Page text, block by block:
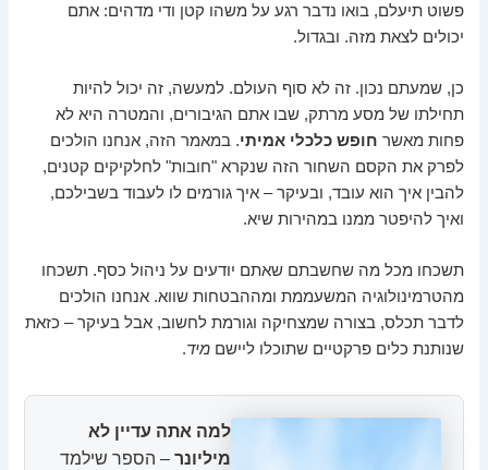
פשוט תיעלם, בואו נדבר רגע על משהו קטן ודי מדהים: אתם
יכולים לצאת מזה. ובגדול.
כן, שמעתם נכון. זה לא סוף העולם. למעשה, זה יכול להיות
תחילתו של מסע מרתק, שבו אתם הגיבורים, והמטרה היא לא
פחות מאשר חופש כלכלי אמיתי. במאמר הזה, אנחנו הולכים
לפרק את הקסם השחור הזה שנקרא "חובות" לחלקיקים קטנים,
להבין איך הוא עובד, ובעיקר – איך גורמים לו לעבוד בשבילכם,
ואיך להיפטר ממנו במהירות שיא.
תשכחו מכל מה שחשבתם שאתם יודעים על ניהול כסף. תשכחו
מהטרמינולוגיה המשעממת ומההבטחות שווא. אנחנו הולכים
לדבר תכלס, בצורה שמצחיקה וגורמת לחשוב, אבל בעיקר – כזאת
שנותנת כלים פרקטיים שתוכלו ליישםמיד.
למה אתה עדיין לא
מיליונר – הספר שילמד